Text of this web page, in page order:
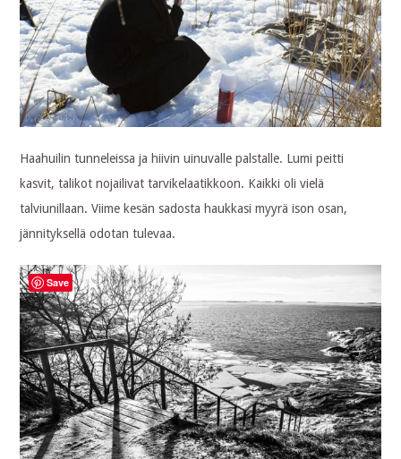
Haahuilin tunneleissa ja hiivin uinuvalle palstalle. Lumi peitti
kasvit, talikot nojailivat tarvikelaatikkoon. Kaikki oli vielä
talviunillaan. Viime kesän sadosta haukkasi myyrä ison osan,
jännityksellä odotan tulevaa.
Save